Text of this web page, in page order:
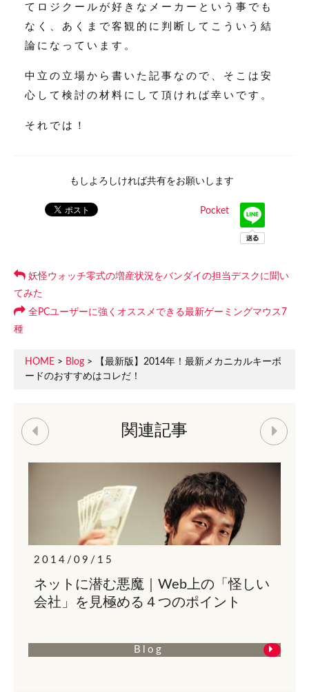
てロジクールが好きなメーカーという事でも
なく、あくまで客観的に判断してこういう結
論になっています。
中立の立場から書いた記事なので、そこは安
心して検討の材料にして頂ければ幸いです。
それでは！
もしよろしければ共有をお願いします
Pocket
妖怪ウォッチ零式の増産状況をバンダイの担当デスクに聞い
てみた
全PCユーザーに強くオススメできる最新ゲーミングマウス7
種
HOME > Blog > 【最新版】2014年！最新メカニカルキーボ
ードのおすすめはコレだ！
関連記事
の「怪しい
イント
「最近なかなか寝付けない…
方必見！睡眠の質を高める方